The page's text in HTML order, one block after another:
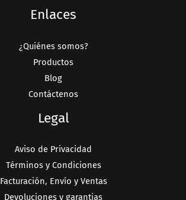
Enlaces
¿Quiénes somos?
Productos
Blog
Contáctenos
Legal
Aviso de Privacidad
Términos y Condiciones
Facturación, Envío y Ventas
Devoluciones y garantias